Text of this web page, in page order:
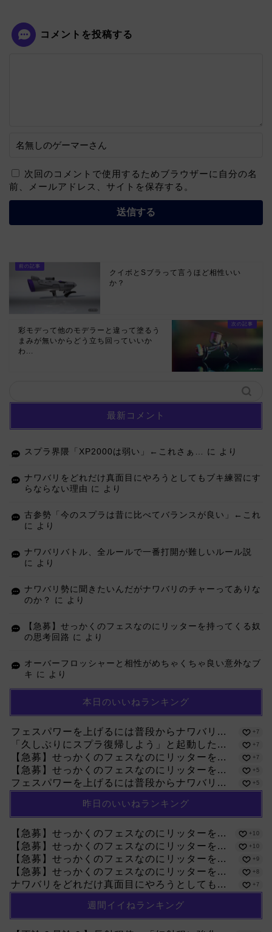
コメントを投稿する
次回のコメントで使用するためブラウザーに自分の名
前、メールアドレス、サイトを保存する。
クイボとSブラって言うほど相性いい
か？
彩モデって他のモデラーと違って塗るう
まみが無いからどう立ち回っていいか
わ...
最新コメント
スプラ界隈「XP2000は弱い」←これさぁ… に より
ナワバリをどれだけ真面目にやろうとしてもブキ練習にす
らならない理由 に より
古参勢「今のスプラは昔に比べてバランスが良い」←これ
に より
ナワバリバトル、全ルールで一番打開が難しいルール説
に より
ナワバリ勢に聞きたいんだがナワバリのチャーってありな
のか？
に より
【急募】せっかくのフェスなのにリッターを持ってくる奴
の思考回路 に より
オーバーフロッシャーと相性がめちゃくちゃ良い意外なブ
キ に より
本日のいいねランキング
フェスパワーを上げるには普段からナワバリ... +7
「久しぶりにスプラ復帰しよう」と起動した... +7
【急募】せっかくのフェスなのにリッターを... +7
【急募】せっかくのフェスなのにリッターを... +5
フェスパワーを上げるには普段からナワバリ... +5
昨日のいいねランキング
【急募】せっかくのフェスなのにリッターを... +10
【急募】せっかくのフェスなのにリッターを... +10
【急募】せっかくのフェスなのにリッターを... +9
【急募】せっかくのフェスなのにリッターを... +8
ナワバリをどれだけ真面目にやろうとしても... +7
週間イイねランキング